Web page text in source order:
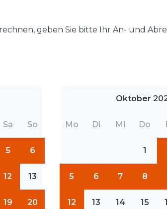
geben Sie bitte Ihr An- und
Sa So
5 6
12 13
19 20
Oktober
Mo Di Mi Do
1
5 6 7 8
12 13 14 15